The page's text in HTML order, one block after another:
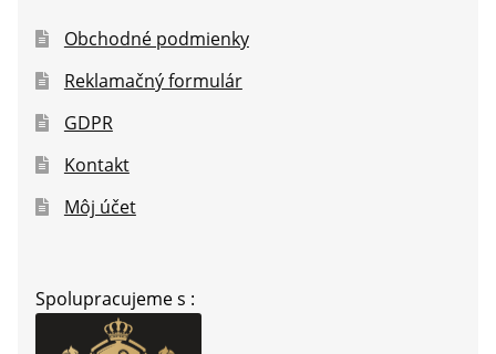
Obchodné podmienky
Reklamačný formulár
GDPR
Kontakt
Môj účet
Spolupracujeme s :